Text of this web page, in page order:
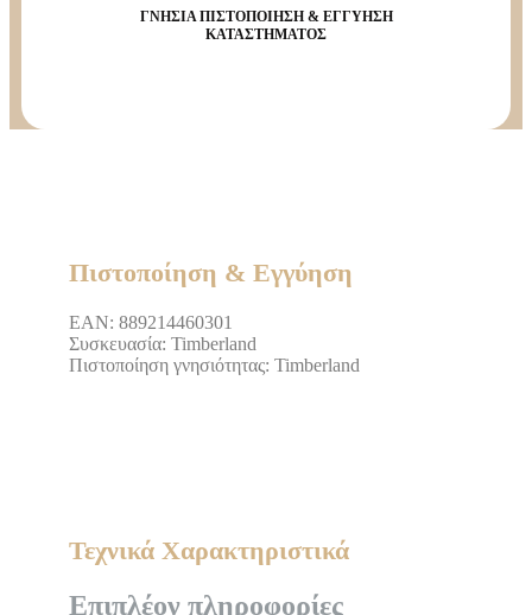
ΓΝΗΣΙΑ ΠΙΣΤΟΠΟΙΗΣΗ & ΕΓΓΥΗΣΗ
ΚΑΤΑΣΤΗΜΑΤΟΣ
Πιστοποίηση & Εγγύηση
EAΝ: 889214460301
Συσκευασία: Timberland
Πιστοποίηση γνησιότητας: Timberland
Τεχνικά Χαρακτηριστικά
Επιπλέον πληροφορίες